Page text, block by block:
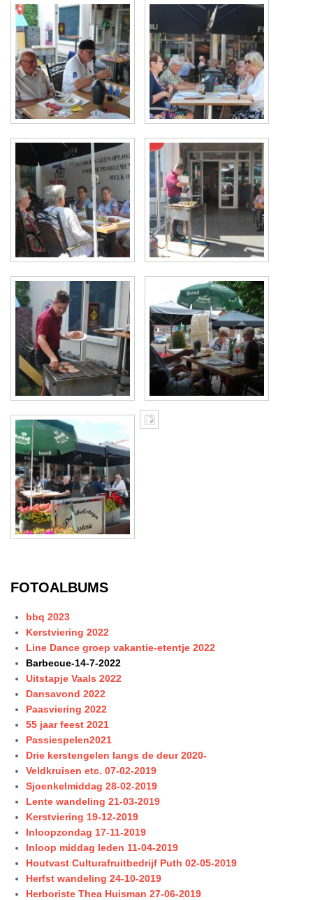
FOTOALBUMS
bbq 2023
Kerstviering 2022
Line Dance groep vakantie-etentje 2022
Barbecue-14-7-2022
Uitstapje Vaals 2022
Dansavond 2022
Paasviering 2022
55 jaar feest 2021
Passiespelen2021
Drie kerstengelen langs de deur 2020-
Veldkruisen etc. 07-02-2019
Sjoenkelmiddag 28-02-2019
Lente wandeling 21-03-2019
Kerstviering 19-12-2019
Inloopzondag 17-11-2019
Inloop middag leden 11-04-2019
Houtvast Culturafruitbedrijf Puth 02-05-2019
Herfst wandeling 24-10-2019
Herboriste Thea Huisman 27-06-2019